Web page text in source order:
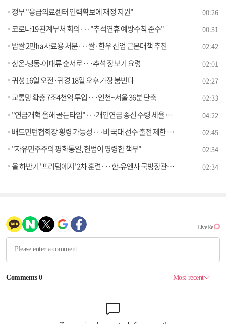
정부 "응급의료센터 인력확보에 재정 지원" 00:26
코로나19 관계부처 회의···"추석연휴 예방수칙 준수" 00:31
밥쌀 2만㏊ 사료용 처분···쌀·한우 산업 근본대책 추진 02:42
상온-냉동-어패류 순서로···추석 장보기 요령 02:01
귀성 16일 오전·귀경 18일 오후 가장 붐빈다 02:27
교통망 확충 7조4천억 투입···인천~서울 36분 단축 02:33
"연금개혁 올해 골든타임"···개인연금 종신 수령 세율 인하 [뉴스의 맥] 04:22
배드민턴협회장 횡령 가능성···비 국대 선수 출전 제한 폐지 02:45
"자유민주주의 평화통일, 헌법이 명령한 책무" 02:34
올 하반기 '프리덤에지' 2차 훈련···한-유엔사 국방장관회의 02:34